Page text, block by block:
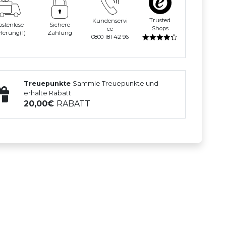
Sichere
Zahlung
Kundenservi
ce
0800 181 42 96
Trusted
Shops
Treuepunkte Sammle Treuepunkte und
erhalte Rabatt
20,00 RABATT